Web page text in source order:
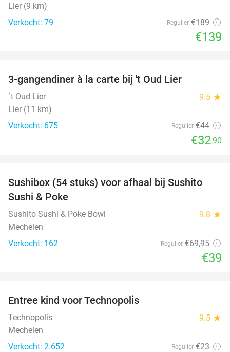
Lier (9 km)
Verkocht: 79
Regulier €189
€139
3-gangendiner à la carte bij 't Oud Lier
´t Oud Lier 9.5 star
Lier (11 km)
Verkocht: 675
Regulier €44
€32,90
44%
Sushibox (54 stuks) voor afhaal bij Sushito
Sushi & Poke
Sushito Sushi & Poke Bowl 9.8 star
Mechelen
Verkocht: 162
Regulier €69,95
€39
Entree kind voor Technopolis
Technopolis 9.5 star
Mechelen
Verkocht: 2.652
Regulier €23